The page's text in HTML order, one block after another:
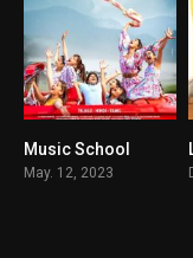
Music School
May. 12, 2023